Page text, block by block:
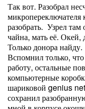
Так вот. Разобрал
разобрать. Узрел
чайна, мать её.
Только донора
Вспомнил только,
работу, остальные
компьютерные
шариковой genius
сохранил